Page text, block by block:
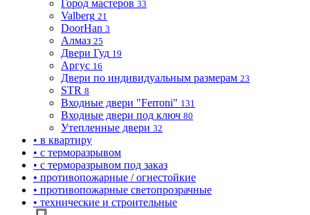
Город мастеров 33
Valberg 21
DoorHan 3
Алмаз 25
Двери Гуд 19
Аргус 16
Двери по индивидуальным размерам 23
STR 8
Входные двери "Ferroni" 131
Входные двери под ключ 80
Утепленные двери 32
• в квартиру
• с терморазрывом
• с терморазрывом под заказ
• противопожарные / огнестойкие
• противопожарные светопрозрачные
• технические и строительные